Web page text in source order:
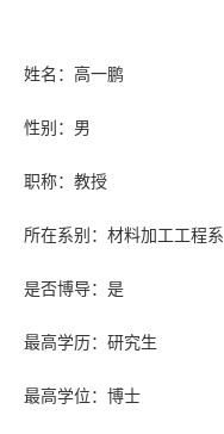
姓名：高一鹏
性别：男
职称：教授
所在系别：材料加工工程系
是否博导：是
最高学历：研究生
最高学位：博士